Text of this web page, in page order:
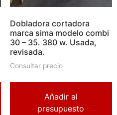
Dobladora cortadora
marca sima modelo combi
30 – 35. 380 w. Usada,
revisada.
Consultar precio
Añadir al
presupuesto